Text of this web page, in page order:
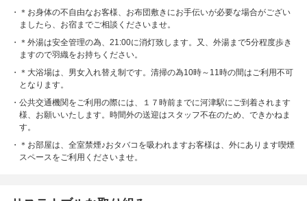
＊お身体の不自由なお客様、お布団敷きにお手伝いが必要な場合がござい
ましたら、お宿までご相談くださいませ。
＊外湯は安全管理の為、21:00に消灯致します。又、外湯まで5分程度歩き
ますので羽織をお持ちください。
＊大浴場は、男女入れ替え制です。清掃の為10時～11時の間はご利用不可
となります。
公共交通機関をご利用の際には、１７時前までに河津駅にご到着されます
様、お願いいたします。時間外の送迎はスタッフ不在のため、できかねま
す。
＊お部屋は、全室禁煙♪おタバコを吸われますお客様は、外にあります喫煙
スペースをご利用くださいませ。